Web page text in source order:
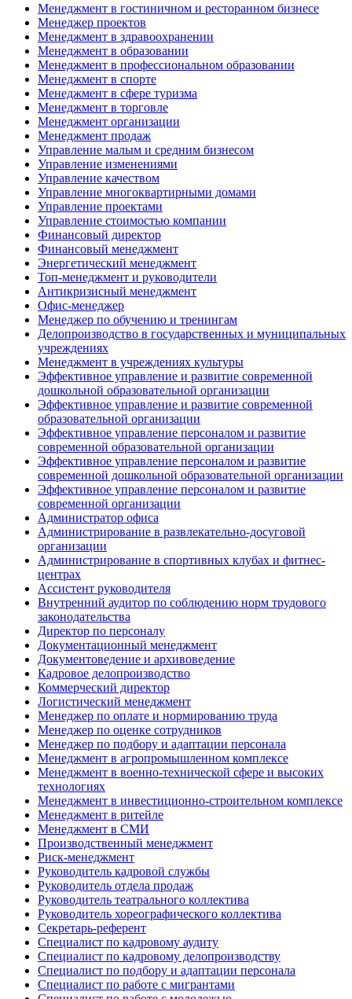
Менеджмент в гостиничном и ресторанном бизнесе
Менеджер проектов
Менеджмент в здравоохранении
Менеджмент в образовании
Менеджмент в профессиональном образовании
Менеджмент в спорте
Менеджмент в сфере туризма
Менеджмент в торговле
Менеджмент организации
Менеджмент продаж
Управление малым и средним бизнесом
Управление изменениями
Управление качеством
Управление многоквартирными домами
Управление проектами
Управление стоимостью компании
Финансовый директор
Финансовый менеджмент
Энергетический менеджмент
Топ-менеджмент и руководители
Антикризисный менеджмент
Офис-менеджер
Менеджер по обучению и тренингам
Делопроизводство в государственных и муниципальных
учреждениях
Менеджмент в учреждениях культуры
Эффективное управление и развитие современной
дошкольной образовательной организации
Эффективное управление и развитие современной
образовательной организации
Эффективное управление персоналом и развитие
современной образовательной организации
Эффективное управление персоналом и развитие
современной дошкольной образовательной организации
Эффективное управление персоналом и развитие
современной организации
Администратор офиса
Администрирование в развлекательно-досуговой
организации
Администрирование в спортивных клубах и фитнес-
центрах
Ассистент руководителя
Внутренний аудитор по соблюдению норм трудового
законодательства
Директор по персоналу
Документационный менеджмент
Документоведение и архивоведение
Кадровое делопроизводство
Коммерческий директор
Логистический менеджмент
Менеджер по оплате и нормированию труда
Менеджер по оценке сотрудников
Менеджер по подбору и адаптации персонала
Менеджмент в агропромышленном комплексе
Менеджмент в военно-технической сфере и высоких
технологиях
Менеджмент в инвестиционно-строительном комплексе
Менеджмент в ритейле
Менеджмент в СМИ
Производственный менеджмент
Риск-менеджмент
Руководитель кадровой службы
Руководитель отдела продаж
Руководитель театрального коллектива
Руководитель хореографического коллектива
Секретарь-референт
Специалист по кадровому аудиту
Специалист по кадровому делопроизводству
Специалист по подбору и адаптации персонала
Специалист по работе с мигрантами